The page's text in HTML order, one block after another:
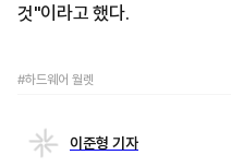
것"이라고 했다.
#하드웨어 월렛
이준형 기자